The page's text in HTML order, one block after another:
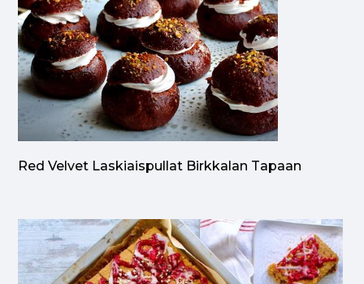
Red Velvet Laskiaispullat Birkkalan Tapaan